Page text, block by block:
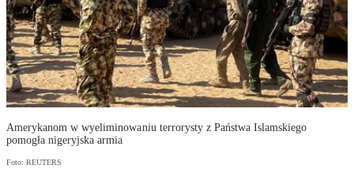
Amerykanom w wyeliminowaniu terrorysty z Państwa Islamskiego
pomogła nigeryjska armia
Foto: REUTERS